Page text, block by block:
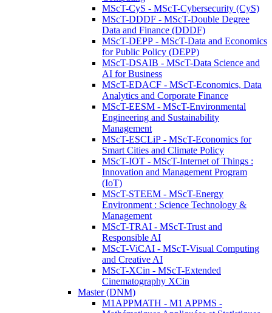
MScT-CyS - MScT-Cybersecurity (CyS)
MScT-DDDF - MScT-Double Degree
Data and Finance (DDDF)
MScT-DEPP - MScT-Data and Economics
for Public Policy (DEPP)
MScT-DSAIB - MScT-Data Science and
AI for Business
MScT-EDACF - MScT-Economics, Data
Analytics and Corporate Finance
MScT-EESM - MScT-Environmental
Engineering and Sustainability
Management
MScT-ESCLiP - MScT-Economics for
Smart Cities and Climate Policy
MScT-IOT - MScT-Internet of Things :
Innovation and Management Program
(IoT)
MScT-STEEM - MScT-Energy
Environment : Science Technology &
Management
MScT-TRAI - MScT-Trust and
Responsible AI
MScT-ViCAI - MScT-Visual Computing
and Creative AI
MScT-XCin - MScT-Extended
Cinematography XCin
Master (DNM)
M1APPMATH - M1 APPMS -